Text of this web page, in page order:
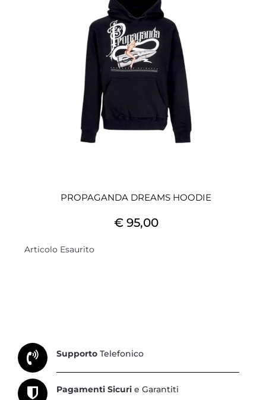
PROPAGANDA DREAMS HOODIE
€ 95,00
Articolo Esaurito
Supporto Telefonico
Pagamenti Sicuri e Garantiti